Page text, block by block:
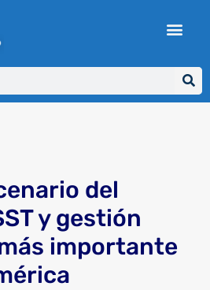
del
y gestión
importante